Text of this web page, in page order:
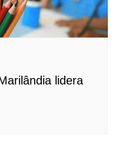
lidera